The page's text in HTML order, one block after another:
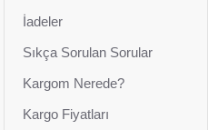
İadeler
Sıkça Sorulan Sorular
Kargom Nerede?
Kargo Fiyatları